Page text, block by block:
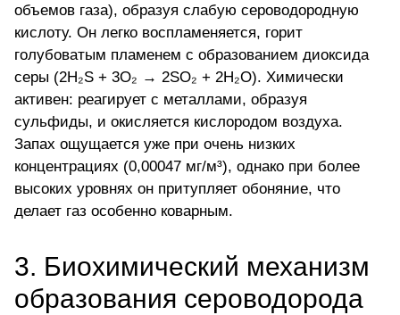
объемов газа), образуя слабую сероводородную
кислоту. Он легко воспламеняется, горит
голубоватым пламенем с образованием диоксида
серы (2H₂S + 3O₂ → 2SO₂ + 2H₂O). Химически
активен: реагирует с металлами, образуя
сульфиды, и окисляется кислородом воздуха.
Запах ощущается уже при очень низких
концентрациях (0,00047 мг/м³), однако при более
высоких уровнях он притупляет обоняние, что
делает газ особенно коварным.
3. Биохимический механизм
образования сероводорода